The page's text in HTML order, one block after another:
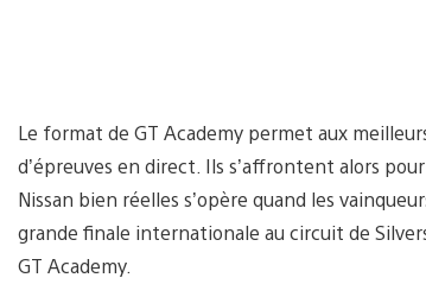
Le format de GT Academy permet aux
d’épreuves en direct. Ils s’affrontent alors
Nissan bien réelles s’opère quand les
grande finale internationale au circuit de
GT Academy.